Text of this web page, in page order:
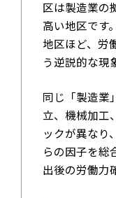
区は製造業の
高い地区です
地区ほど、労
う逆説的な現
同じ「製造業
立、機械加工
ックが異なり
らの因子を総
出後の労働力